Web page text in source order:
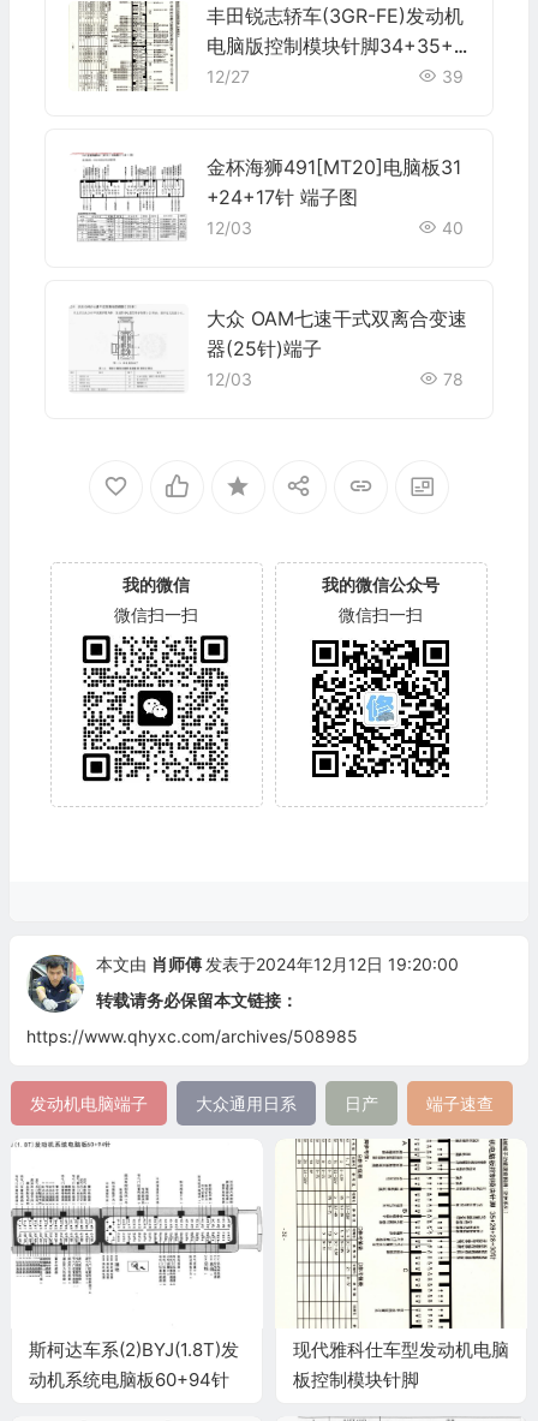
丰田锐志轿车(3GR-FE)发动机
电脑版控制模块针脚34+35+3
2+33+35+31针 端子图
12/27 39
金杯海狮491[MT20]电脑板31
+24+17针 端子图
12/03 40
大众 OAM七速干式双离合变速
器(25针)端子
12/03 78
我的微信
微信扫一扫
我的微信公众号
微信扫一扫
本文由 肖师傅 发表于2024年12月12日 19:20:00
转载请务必保留本文链接：
https://www.qhyxc.com/archives/508985
发动机电脑端子 大众通用日系 日产 端子速查
斯柯达车系(2)BYJ(1.8T)发
动机系统电脑板60+94针
现代雅科仕车型发动机电脑
板控制模块针脚